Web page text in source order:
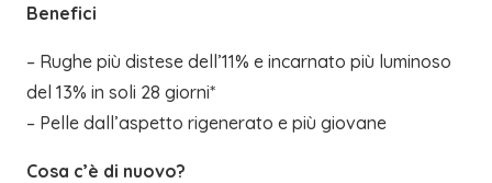
Benefici
– Rughe più distese dell’11% e incarnato più luminoso
del 13% in soli 28 giorni*
– Pelle dall’aspetto rigenerato e più giovane
Cosa c’è di nuovo?